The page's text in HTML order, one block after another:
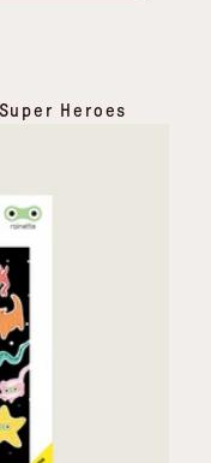
Heroes